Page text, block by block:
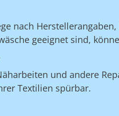
nach
geeignet sind,
und andere
Textilien spürbar.